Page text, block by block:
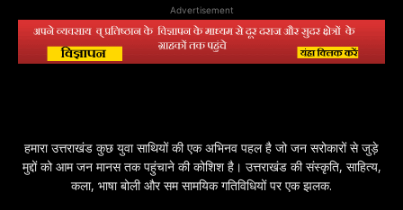
Advertisement
हमारा उत्तराखंड कुछ युवा साथियों की एक अभिनव पहल है जो जन सरोकारों से जुड़े
मुद्दों को आम जन मानस तक पहुंचाने की कोशिश है। उत्तराखंड की संस्कृति, साहित्य,
कला, भाषा बोली और सम सामयिक गतिविधियों पर एक झलक.